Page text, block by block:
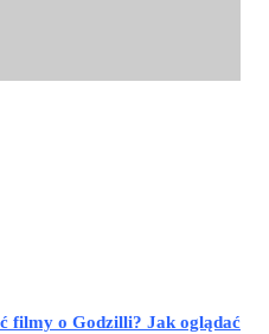
filmy o Godzilli? Jak oglądać